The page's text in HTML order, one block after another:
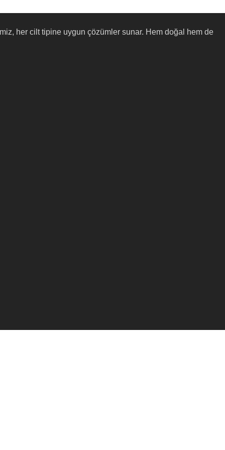
her cilt tipine uygun çözümler sunar. Hem doğal hem de